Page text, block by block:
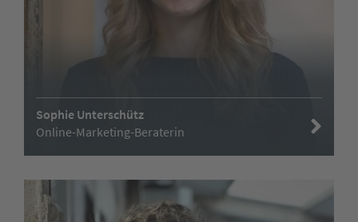
Sophie Unterschütz
Online-Marketing-Beraterin